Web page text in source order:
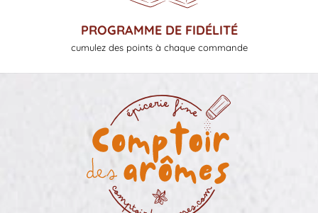
PROGRAMME DE FIDÉLITÉ
cumulez des points à chaque commande